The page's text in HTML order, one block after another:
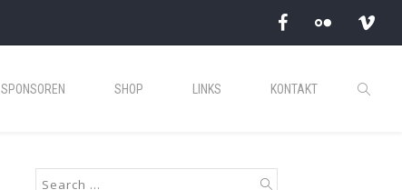
SPONSOREN SHOP LINKS KONTAKT